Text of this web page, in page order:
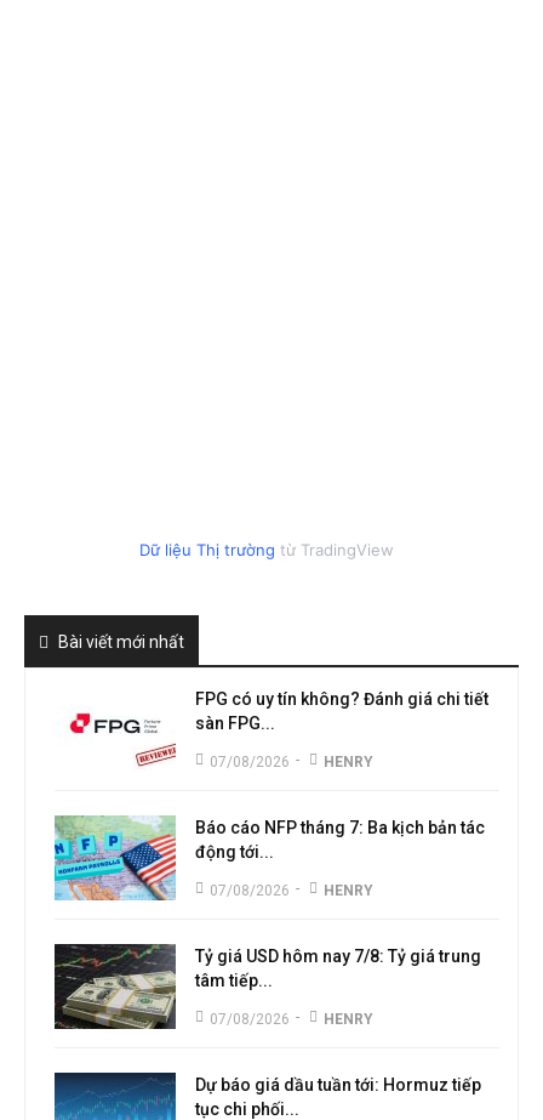
Dữ liệu Thị trường từ TradingView
Bài viết mới nhất
FPG có uy tín không? Đánh giá chi tiết
sàn FPG...
07/08/2026 - HENRY
Báo cáo NFP tháng 7: Ba kịch bản tác
động tới...
07/08/2026 - HENRY
Tỷ giá USD hôm nay 7/8: Tỷ giá trung
tâm tiếp...
07/08/2026 - HENRY
Dự báo giá dầu tuần tới: Hormuz tiếp
tục chi phối...